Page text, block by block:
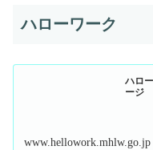
ハローワーク
ハロ
ージ
www.hellowork.mhlw.go.jp